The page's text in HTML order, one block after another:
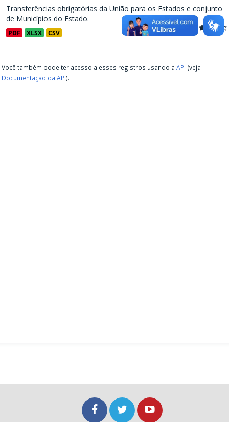
Transferências obrigatórias da União para os Estados e conjunto
de Municípios do Estado.
PDF XLSX CSV
Você também pode ter acesso a esses registros usando a API (veja
Documentação da API).